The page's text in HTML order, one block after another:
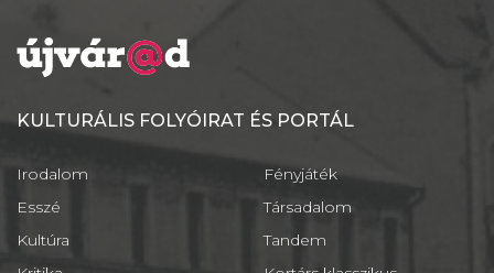
KULTURÁLIS FOLYÓIRAT ÉS PORTÁL
Irodalom
Esszé
Kultúra
Fényjáték
Társadalom
Tandem